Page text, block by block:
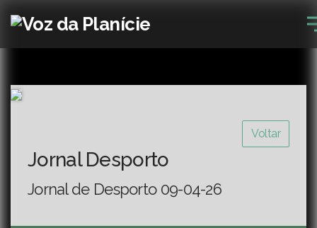
Voltar
Jornal Desporto
Jornal de Desporto 09-04-26